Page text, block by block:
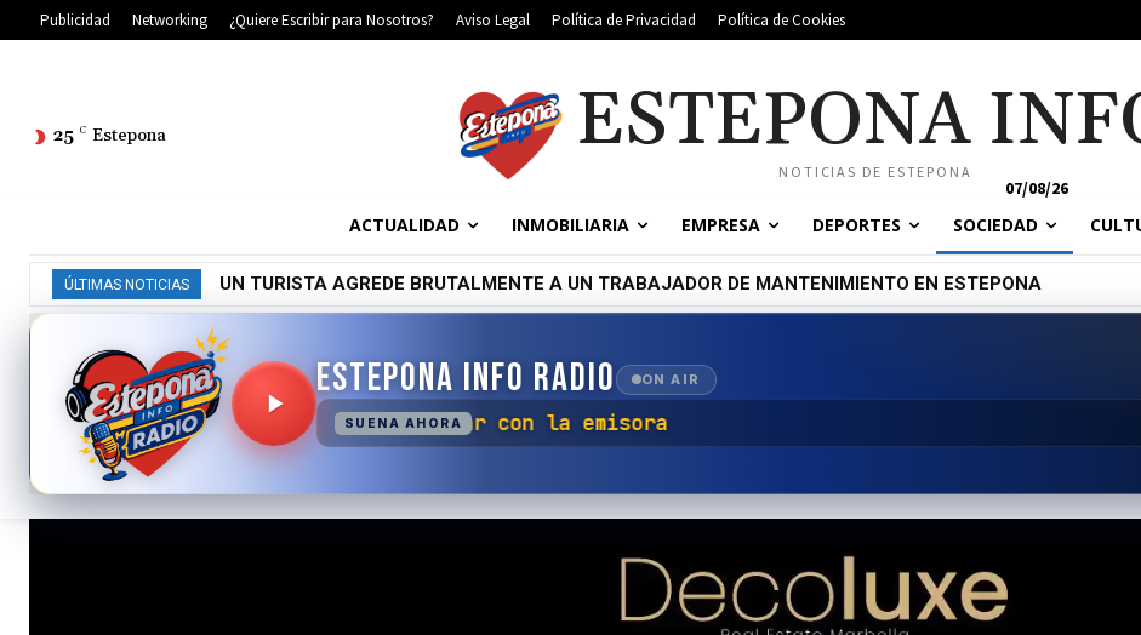
Publicidad Networking ¿Quiere Escribir para Nosotros? Aviso Legal Política de Privacidad Política de Cookies
25 C Estepona ESTEPONA
NOTICIAS DE ESTEPONA
07/08/26
ACTUALIDAD INMOBILIARIA EMPRESA DEPORTES SOCIEDAD
ÚLTIMAS NOTICIAS UN TURISTA AGREDE BRUTALMENTE A UN TRABAJADOR DE MANTENIMIENTO EN ESTEPONA
INCENDIO URBANO EN ESTEPONA JUNTO AL TALLER PAGA MENOS
ESTEPONA INFO RADIO ON AIR
SUENA AHORA
No se ha podido conectar con la emisora